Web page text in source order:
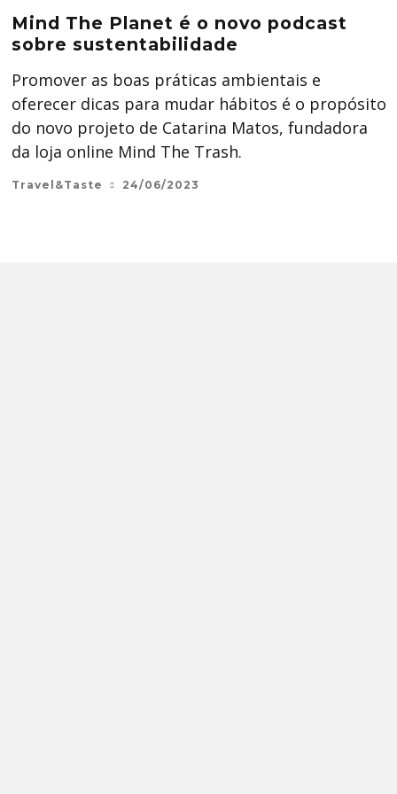
Mind The Planet é o novo podcast
sobre sustentabilidade
Promover as boas práticas ambientais e
oferecer dicas para mudar hábitos é o propósito
do novo projeto de Catarina Matos, fundadora
da loja online Mind The Trash.
Travel&Taste 24/06/2023